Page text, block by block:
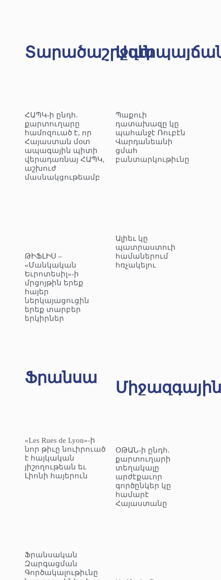
Տարածաշրջան
ՀԱՊԿ-ի ընդհ.
քարտուղարը
համոզուած է, որ
Հայաստան մօտ
ապագային պիտի
վերադառնայ ՀԱՊԿ,
աշխուժ
մասնակցութեամբ
ԹԻՖԼԻՍ –
«Մանկական
Եւրոտեսիլ»-ի
մրցոյթին երեք
հայեր
ներկայացուցին
երեք տարբեր
երկիրներ
Պաքուի
դատախազը կը
պահանջէ Ռուբէն
Վարդանեանի
ցմահ
բանտարկութիւնը
Ալիեւ կը
պատրաստուի
համաներում
հռչակելու
Ֆրանսա
«Les Rues de Lyon»-ի
նոր թիւը նուիրուած
է հայկական
յիշողութեան եւ
Լիոնի հայերուն
Ֆրանսական
Զարգացման
Գործակալութիւնը
Միջազգային
ՕԹԱՆ-ի ընդհ.
քարտուղարի
տեղակալը
արժէքաւոր
գործընկեր կը
համարէ
Հայաստանը